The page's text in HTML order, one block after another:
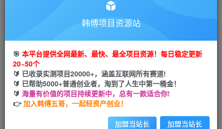
金币9.9金币99
立即购买
您当前未登录！建议登陆后购买，可保存购买订单
韩傅项目资源站
🎯 本平台提供全网最新、最快、最全项目资源！每日稳定更新
20~50个
🔰 已收录实测项目20000+，涵盖互联网所有赛道!
🔰 已帮助5000+普通创业者，淘到了人生中第一桶金！
🔰 海量有价值的项目持续更新中，总有一款适合你!
👉加入韩傅五哥，一起轻资产创业！
加盟当站长 加盟当站长